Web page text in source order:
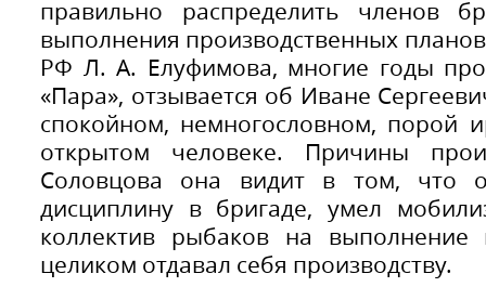
правильно распределить членов
выполнения производственных
РФ Л. А. Елуфимова, многие годы
«Пара», отзывается об Иване
спокойном, немногословном, порой
открытом человеке. Причины
Соловцова она видит в том, что
дисциплину в бригаде, умел
коллектив рыбаков на выполнение
целиком отдавал себя производству.